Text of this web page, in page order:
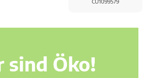
sind Öko!